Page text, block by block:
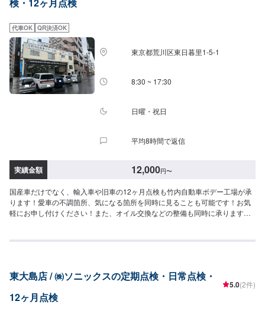
て】代車の無料貸し出しサービスがございますので、ご希望の方はお申し付
場合がございます。【パーツについて】パーツ持ち込み・販売可能！持ち込
み希望の方▶️オファーにてお車とパーツの詳細をお送りください。ご購入希
望の方▶️オファーにて車種情報をお送りください。
代車OK QR決済OK
東京都荒川区東日暮里1-5-1
8:30 ~ 17:30
日曜・祝日
平均8時間で返信
実績金額 12,000円〜
国産車だけでなく、輸入車や旧車の12ヶ月点検も竹内自動車ボデー工場が承
ります！愛車の不調箇所、気になる箇所を同時に見ることも可能です！お気
軽にお申し付けください！また、オイル交換などの整備も同時に承りますの
ただきます。
東大島店 / ㈱ソニックスの定期点検・日常点検・
12ヶ月点検
5.0(2件)